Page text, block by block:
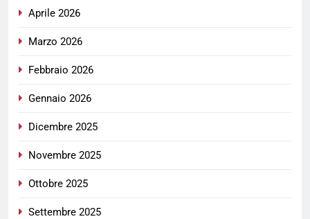
Aprile 2026
Marzo 2026
Febbraio 2026
Gennaio 2026
Dicembre 2025
Novembre 2025
Ottobre 2025
Settembre 2025